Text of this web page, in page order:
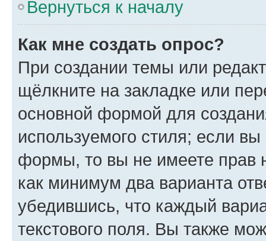
Вернуться к началу
Как мне создать опрос?
При создании темы или
щёлкните на закладке или
основной формой для
используемого стиля; если
формы, то вы не имеете прав
как минимум два варианта
убедившись, что каждый
текстового поля. Вы также